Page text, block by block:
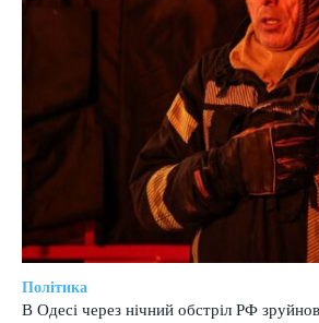
Політика
В Одесі через нічний обстріл РФ